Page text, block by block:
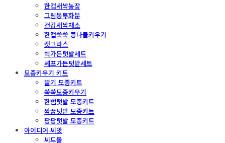
한컵새싹농장
그림봉투화분
건강새싹채소
한컵쑥쑥 콩나물키우기
캣그라스
빅가든텃밭세트
셰프가든텃밭세트
모종키우기 키트
딸기 모종키트
쑥쑥모종키우기
한뼘텃밭 모종키트
짝꿍텃밭 모종키트
팡팡텃밭 모종키트
아이디어 씨앗
씨드볼